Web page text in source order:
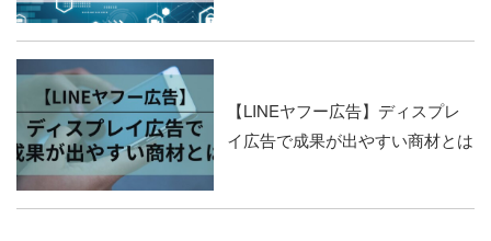
【LINEヤフー広告】ディスプレ
イ広告で成果が出やすい商材とは